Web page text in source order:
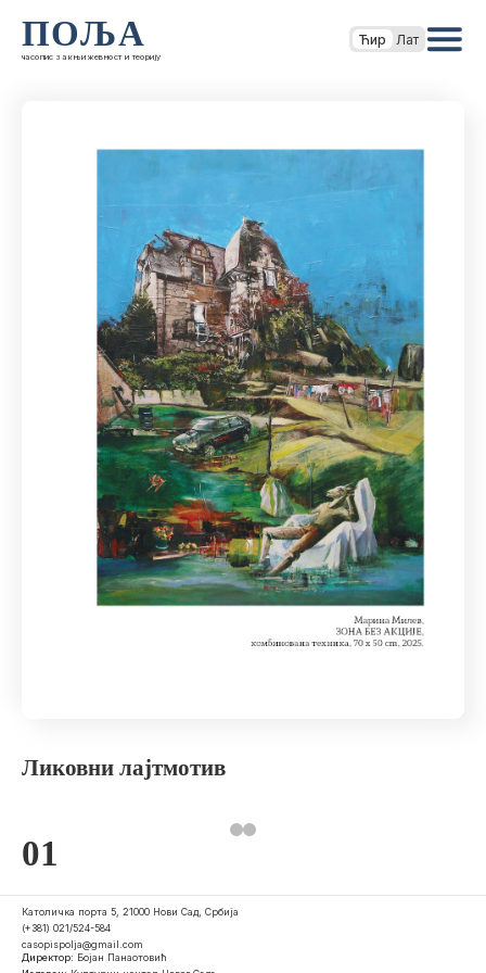
ПОЉА
часопис за књижевност и теорију
Ћир Лат
Ликовни лајтмотив
01
Католичка порта 5, 21000 Нови Сад, Србија
(+381) 021/524-584
casopispolja@gmail.com
Директор: Бојан Панаотовић